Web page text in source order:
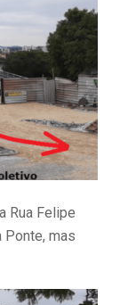
Rua Felipe
mas